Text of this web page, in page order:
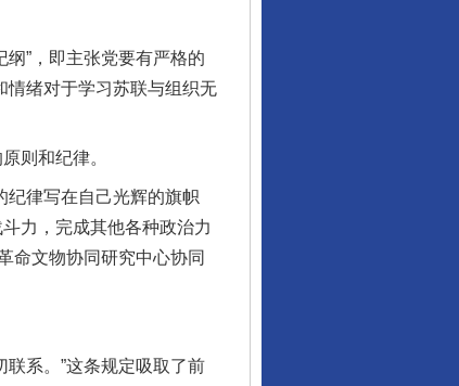
”，即主张党要有严格的
情绪对于学习苏联与组织无
则和纪律。
律写在自己光辉的旗帜
力，完成其他各种政治力
命文物协同研究中心协同
系。”这条规定吸取了前